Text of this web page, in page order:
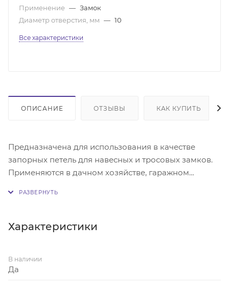
Применение — Замок
Диаметр отверстия, мм — 10
Все характеристики
ОПИСАНИЕ ОТЗЫВЫ КАК КУПИТЬ
Предназначена для использования в качестве
запорных петель для навесных и тросовых замков.
Применяются в дачном хозяйстве, гаражном
Характеристики
В наличии
Да